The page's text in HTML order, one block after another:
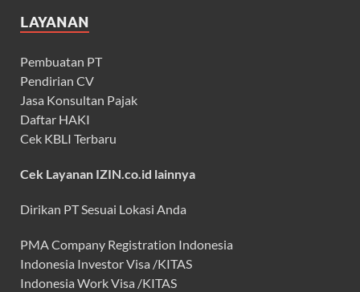
LAYANAN
Pembuatan PT
Pendirian CV
Jasa Konsultan Pajak
Daftar HAKI
Cek KBLI Terbaru
Cek Layanan IZIN.co.id lainnya
Dirikan PT Sesuai Lokasi Anda
PMA Company Registration Indonesia
Indonesia Investor Visa /KITAS
Indonesia Work Visa /KITAS